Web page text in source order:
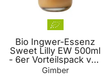
Bio Ingwer-Essenz
Sweet Lilly EW 500ml
- 6er Vorteilspack von
Gimber
Gimber